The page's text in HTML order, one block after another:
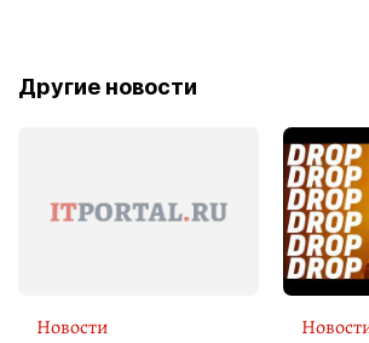
Другие новости
Новости